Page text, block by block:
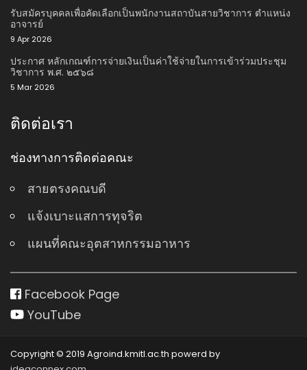
รับสมัครบุคคลเพื่อคัดเลือกเป็นพนักงานสถาบันสายวิชาการ ตําแหน่ง
อาจารย์
9 Apr 2026
ประกาศ หลักเกณฑ์การจ่ายเงินเป็นค่าใช้จ่ายในการเข้าร่วมประชุม
วิชาการ พ.ศ. ๒๕๖๘
5 Mar 2026
ติดต่อเรา
ช่องทางการติดต่อคณะ
สายตรงคณบดี
แจ้งเบาะแสการทุจริต
แผนที่คณะอุตสาหกรรมอาหาร
Facebook Page
YouTube
Copyright © 2019 Agroind.kmitl.ac.th powerd by